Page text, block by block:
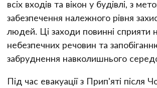
всіх входів та вікон у будівлі, з
забезпечення належного рівня
людей. Ці заходи повинні сприяти
небезпечних речовин та
забруднення навколишнього
Під час евакуації з Прип'яті після